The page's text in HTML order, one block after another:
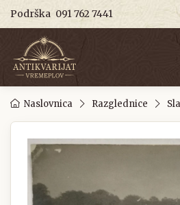
Podrška 091 762 7441
Naslovnica Razglednice